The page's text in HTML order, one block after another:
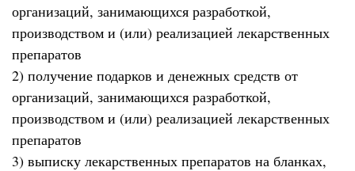
организаций, занимающихся разработкой,
производством и (или) реализацией лекарственных
препаратов
2) получение подарков и денежных средств от
организаций, занимающихся разработкой,
производством и (или) реализацией лекарственных
препаратов
3) выписку лекарственных препаратов на бланках,